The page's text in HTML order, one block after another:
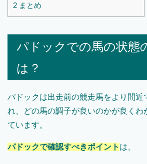
2 まとめ
パドックでの馬の状態
は？
パドックは出走前の競走馬をより間近
れ、どの馬の調子が良いのかが良くわ
ています。
パドックで確認すべきポイント は、